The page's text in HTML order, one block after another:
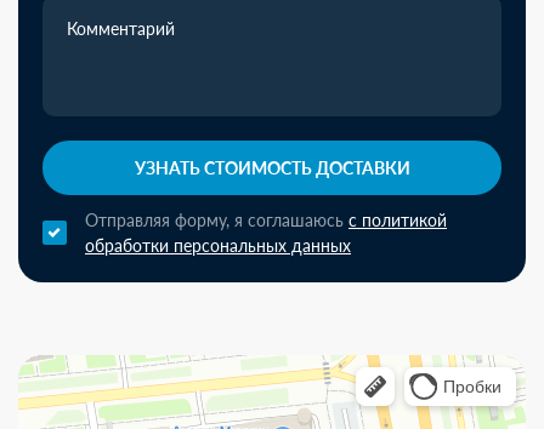
УЗНАТЬ СТОИМОСТЬ ДОСТАВКИ
Отправляя форму, я соглашаюсь с политикой
обработки персональных данных